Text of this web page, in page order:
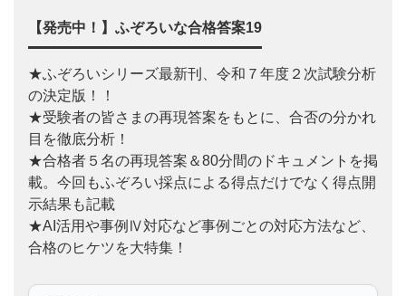
【発売中！】ふぞろいな合格答案19
★ふぞろいシリーズ最新刊、令和７年度２次試験分析
の決定版！！
★受験者の皆さまの再現答案をもとに、合否の分かれ
目を徹底分析！
★合格者５名の再現答案＆80分間のドキュメントを掲
載。今回もふぞろい採点による得点だけでなく得点開
示結果も記載
★AI活用や事例Ⅳ対応など事例ごとの対応方法など、
合格のヒケツを大特集！